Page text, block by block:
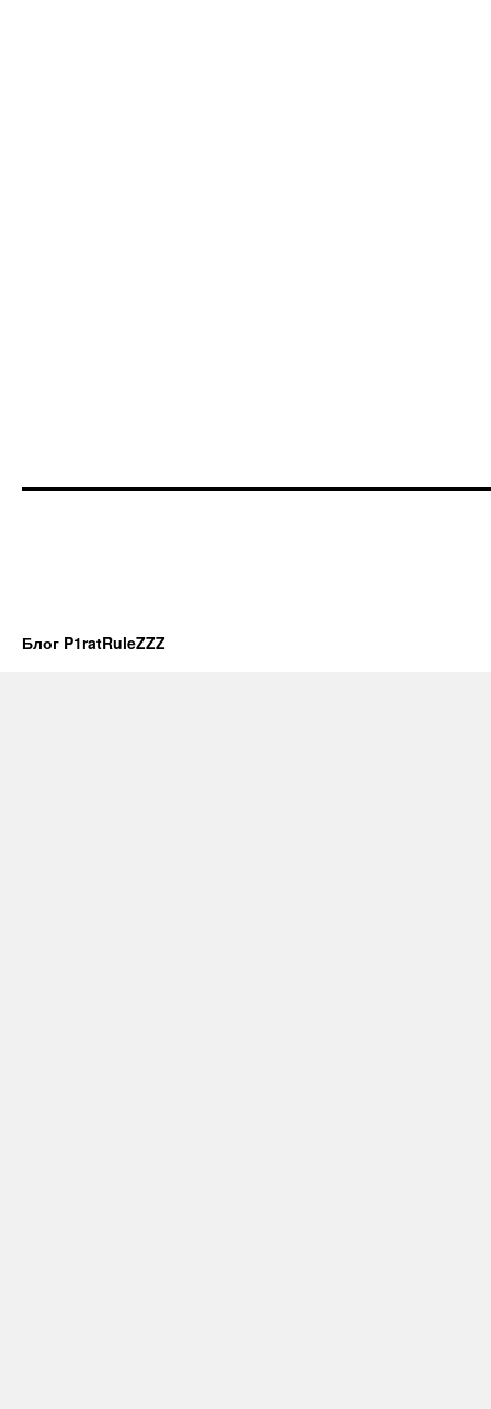
Блог P1ratRuleZZZ